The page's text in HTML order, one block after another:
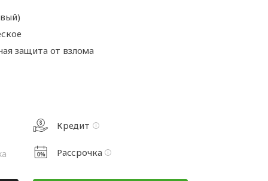
защита от взлома
Кредит
Рассрочка